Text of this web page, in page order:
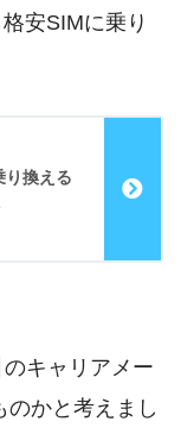
安SIMに乗り
換える
のキャリアメー
のかと考えまし